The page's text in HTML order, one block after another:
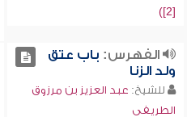
[2])
الفهرس: باب عتق
ولد الزنا
للشيخ: عبد العزيز بن مرزوق
الطريفي